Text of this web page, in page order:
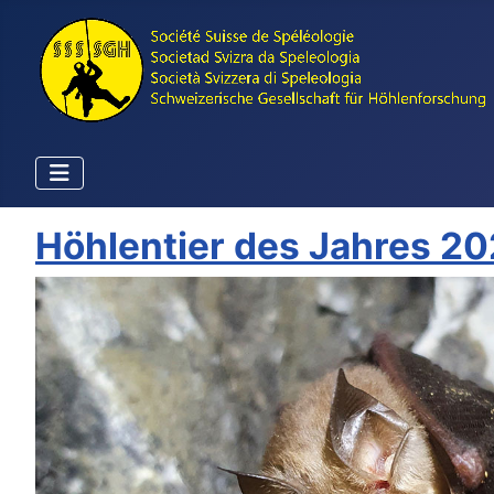
Höhlentier des Jahres